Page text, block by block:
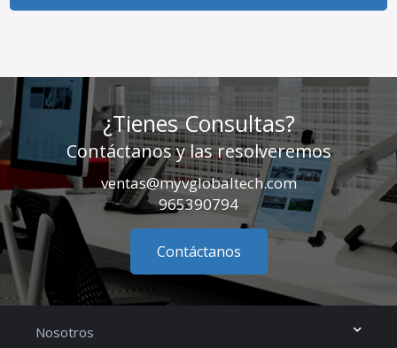
¿Tienes Consultas?
Contáctanos y las resolveremos
ventas@myvglobaltech.com
965390794
Contáctanos
Nosotros